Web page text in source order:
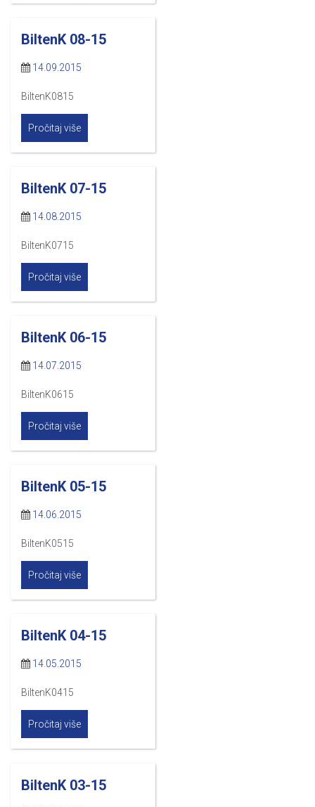
BiltenK 08-15
14.09.2015
BiltenK0815
Pročitaj više
BiltenK 07-15
14.08.2015
BiltenK0715
Pročitaj više
BiltenK 06-15
14.07.2015
BiltenK0615
Pročitaj više
BiltenK 05-15
14.06.2015
BiltenK0515
Pročitaj više
BiltenK 04-15
14.05.2015
BiltenK0415
Pročitaj više
BiltenK 03-15